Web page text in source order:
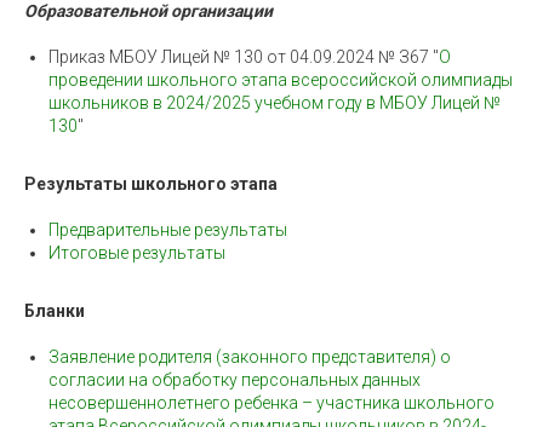
Образовательной организации
Приказ МБОУ Лицей № 130 от 04.09.2024 № З67 "О
проведении школьного этапа всероссийской олимпиады
школьников в 2024/2025 учебном году в МБОУ Лицей №
130"
Результаты школьного этапа
Предварительные результаты
Итоговые результаты
Бланки
Заявление родителя (законного представителя) о
согласии на обработку персональных данных
несовершеннолетнего ребенка – участника школьного